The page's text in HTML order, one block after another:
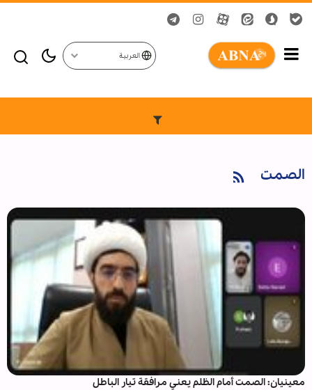
العربية
الصمت
معينيان: الصمت أمام الظلم يعني مرافقة تيار الباطل